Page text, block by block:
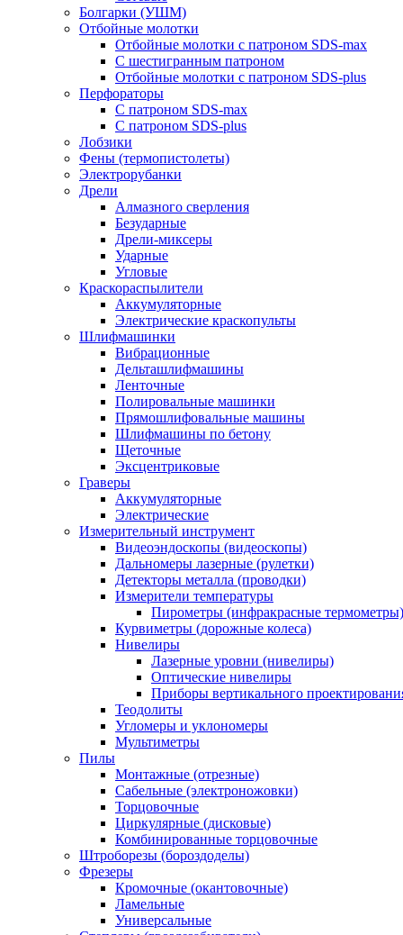
Болгарки (УШМ)
Отбойные молотки
Отбойные молотки с патроном SDS-max
С шестигранным патроном
Отбойные молотки с патроном SDS-plus
Перфораторы
С патроном SDS-max
С патроном SDS-plus
Лобзики
Фены (термопистолеты)
Электрорубанки
Дрели
Алмазного сверления
Безударные
Дрели-миксеры
Ударные
Угловые
Краскораспылители
Аккумуляторные
Электрические краскопульты
Шлифмашинки
Вибрационные
Дельташлифмашины
Ленточные
Полировальные машинки
Прямошлифовальные машины
Шлифмашины по бетону
Щеточные
Эксцентриковые
Граверы
Аккумуляторные
Электрические
Измерительный инструмент
Видеоэндоскопы (видеоскопы)
Дальномеры лазерные (рулетки)
Детекторы металла (проводки)
Измерители температуры
Пирометры (инфракрасные термометры)
Курвиметры (дорожные колеса)
Нивелиры
Лазерные уровни (нивелиры)
Оптические нивелиры
Приборы вертикального
Теодолиты
Угломеры и уклономеры
Мультиметры
Пилы
Монтажные (отрезные)
Сабельные (электроножовки)
Торцовочные
Циркулярные (дисковые)
Комбинированные торцовочные
Штроборезы (бороздоделы)
Фрезеры
Кромочные (окантовочные)
Ламельные
Универсальные